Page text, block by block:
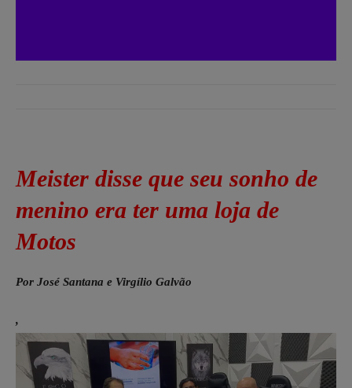
Meister disse que seu sonho de
menino era ter uma loja de
Motos
Por José Santana e Virgílio Galvão
,